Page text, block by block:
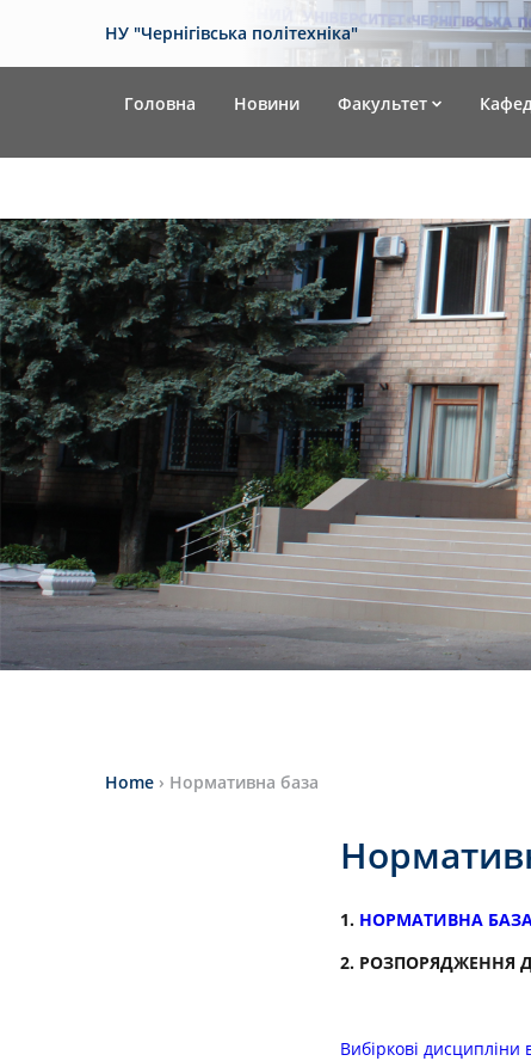
НУ "Чернігівська політехніка"
Головна Новини Факультет
Home › Нормативна база
1. НОРМАТИВНА БАЗА
2. РОЗПОРЯДЖЕННЯ
Вибіркові дисципліни